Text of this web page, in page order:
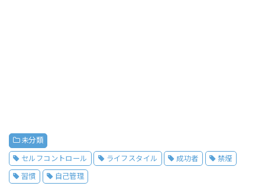
未分類
セルフコントロール ライフスタイル 成功者 禁煙
習慣 自己管理